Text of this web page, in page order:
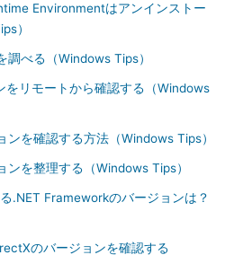
Environmentはアンインストー
）
べる（Windows Tips）
をリモートから確認する（Windows
を確認する方法（Windows Tips）
を整理する（Windows Tips）
.NET Frameworkのバージョンは？
のバージョンを確認する